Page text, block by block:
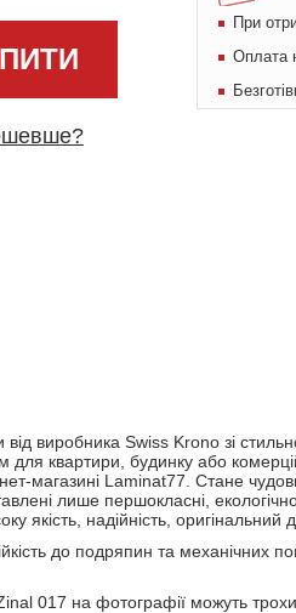
При
Оплата
виробника Swiss Krono зі
квартири, будинку або
магазині Laminat77. Стане
лише першокласні,
надійність, оригінальний
до подряпин та механічних
017 на фотографії можуть трохи